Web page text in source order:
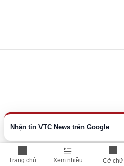
Trang chủ Xem nhiều Cỡ chữ
Nhận tin VTC News trên Google